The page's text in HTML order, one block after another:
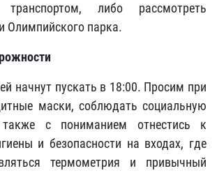
транспортом, либо рассмотреть
Олимпийского парка.
начнут пускать в 18:00. Просим при
маски, соблюдать социальную
с пониманием отнестись к
и безопасности на входах, где
термометрия и привычный